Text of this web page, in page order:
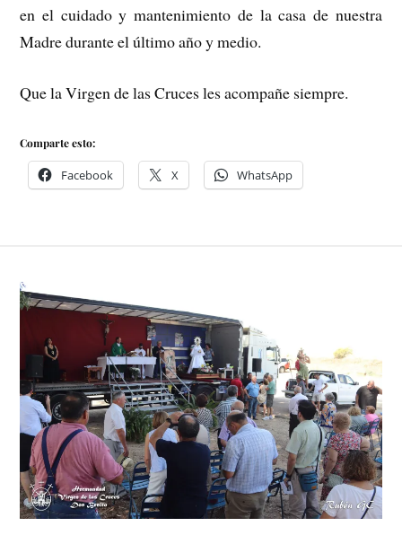
en el cuidado y mantenimiento de la casa de nuestra
Madre durante el último año y medio.
Que la Virgen de las Cruces les acompañe siempre.
Comparte esto:
Facebook X WhatsApp